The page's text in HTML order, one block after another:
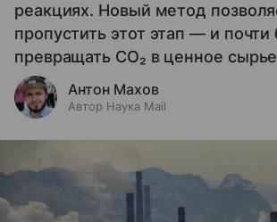
реакциях. Новый метод
пропустить этот этап — и почти
превращать CO₂ в ценное
Антон Махов
Автор Наука Mail